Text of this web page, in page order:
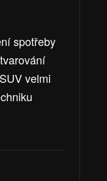
spotřeby
velmi